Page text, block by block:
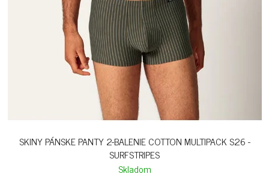
SKINY PÁNSKE PANTY 2-BALENIE COTTON MULTIPACK S26 -
SURFSTRIPES
Skladom